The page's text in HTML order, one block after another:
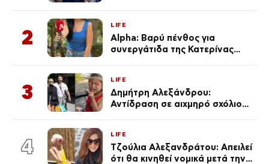
2
LIFE
Alpha: Βαρύ πένθος για
συνεργάτιδα της Κατερίνας
του Θεού»
3
LIFE
Δημήτρη Αλεξάνδρου:
Αντίδραση σε αιχμηρό σχόλιο
4
LIFE
Τζούλια Αλεξανδράτου: Απειλεί
ότι θα κινηθεί νομικά μετά την